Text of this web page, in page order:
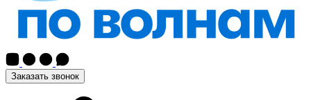
Заказать звонок